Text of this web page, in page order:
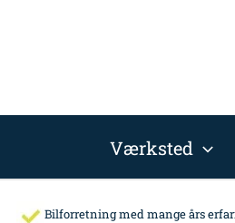
Værksted
Bilforretning med mange års